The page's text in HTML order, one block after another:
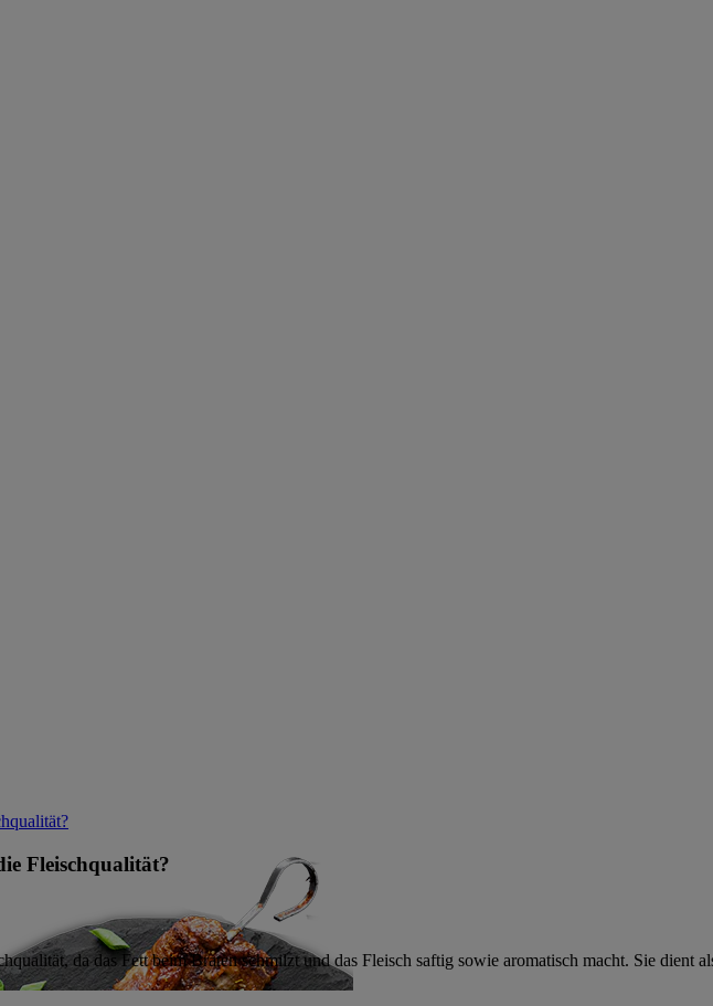
Fleischqualität?
da das Fett beim Braten schmilzt und das Fleisch saftig sowie aromatisch macht. Sie dient